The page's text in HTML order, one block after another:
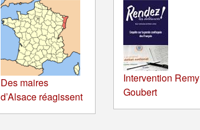
Des maires
d’Alsace réagissent
Intervention Remy
Goubert